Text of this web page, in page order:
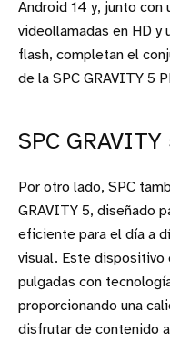
Android 14 y, junto con
videollamadas en HD y
flash, completan el
de la SPC GRAVITY 5
SPC GRAVITY
Por otro lado, SPC
GRAVITY 5, diseñado
eficiente para el día a
visual. Este dispositivo
pulgadas con
proporcionando una
disfrutar de contenido